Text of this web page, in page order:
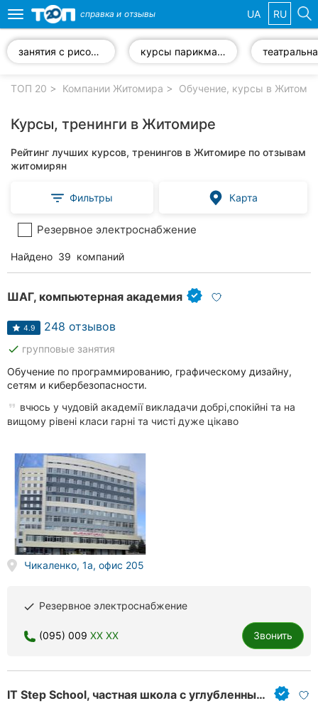
компании
Популярные
рубрики:
Автошколы
Частные
Стоматологии
клиники
Рестораны
Все
Все
города:
Житомир
Винница
Toggle
navigation
справка и отзывы UA RU
занятия с рисования курсы парикмахеров
ТОП 20 Компании Житомира Обучение, курсы в
Курсы, тренинги в Житомире
Рейтинг лучших курсов, тренингов в Житомире по отзывам
житомирян
Фильтры Карта
Резервное электроснабжение
Найдено 39 компаний
ШАГ, компьютерная академия
4.9 248 отзывов
done групповые занятия
Обучение по программированию, графическому дизайну,
сетям и кибербезопасности.
вчюсь у чудовій академії викладачи добрі,спокійні та на
вищому рівені класи гарні та чисті дуже цікаво
Чикаленко, 1а, офис 205
done Резервное электроснабжение
(095) 009 XX XX Звонить
IT Step School, частная школа с углубленным изучением ИТ и иностранных языков